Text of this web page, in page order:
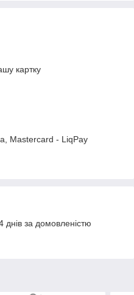
картку
Mastercard - LiqPay
за домовленістю